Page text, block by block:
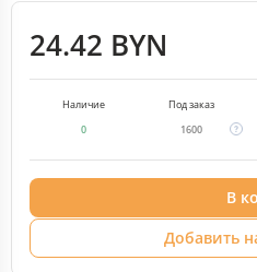
24.42 BYN
Наличие Под заказ
0
1600
В
Добавить